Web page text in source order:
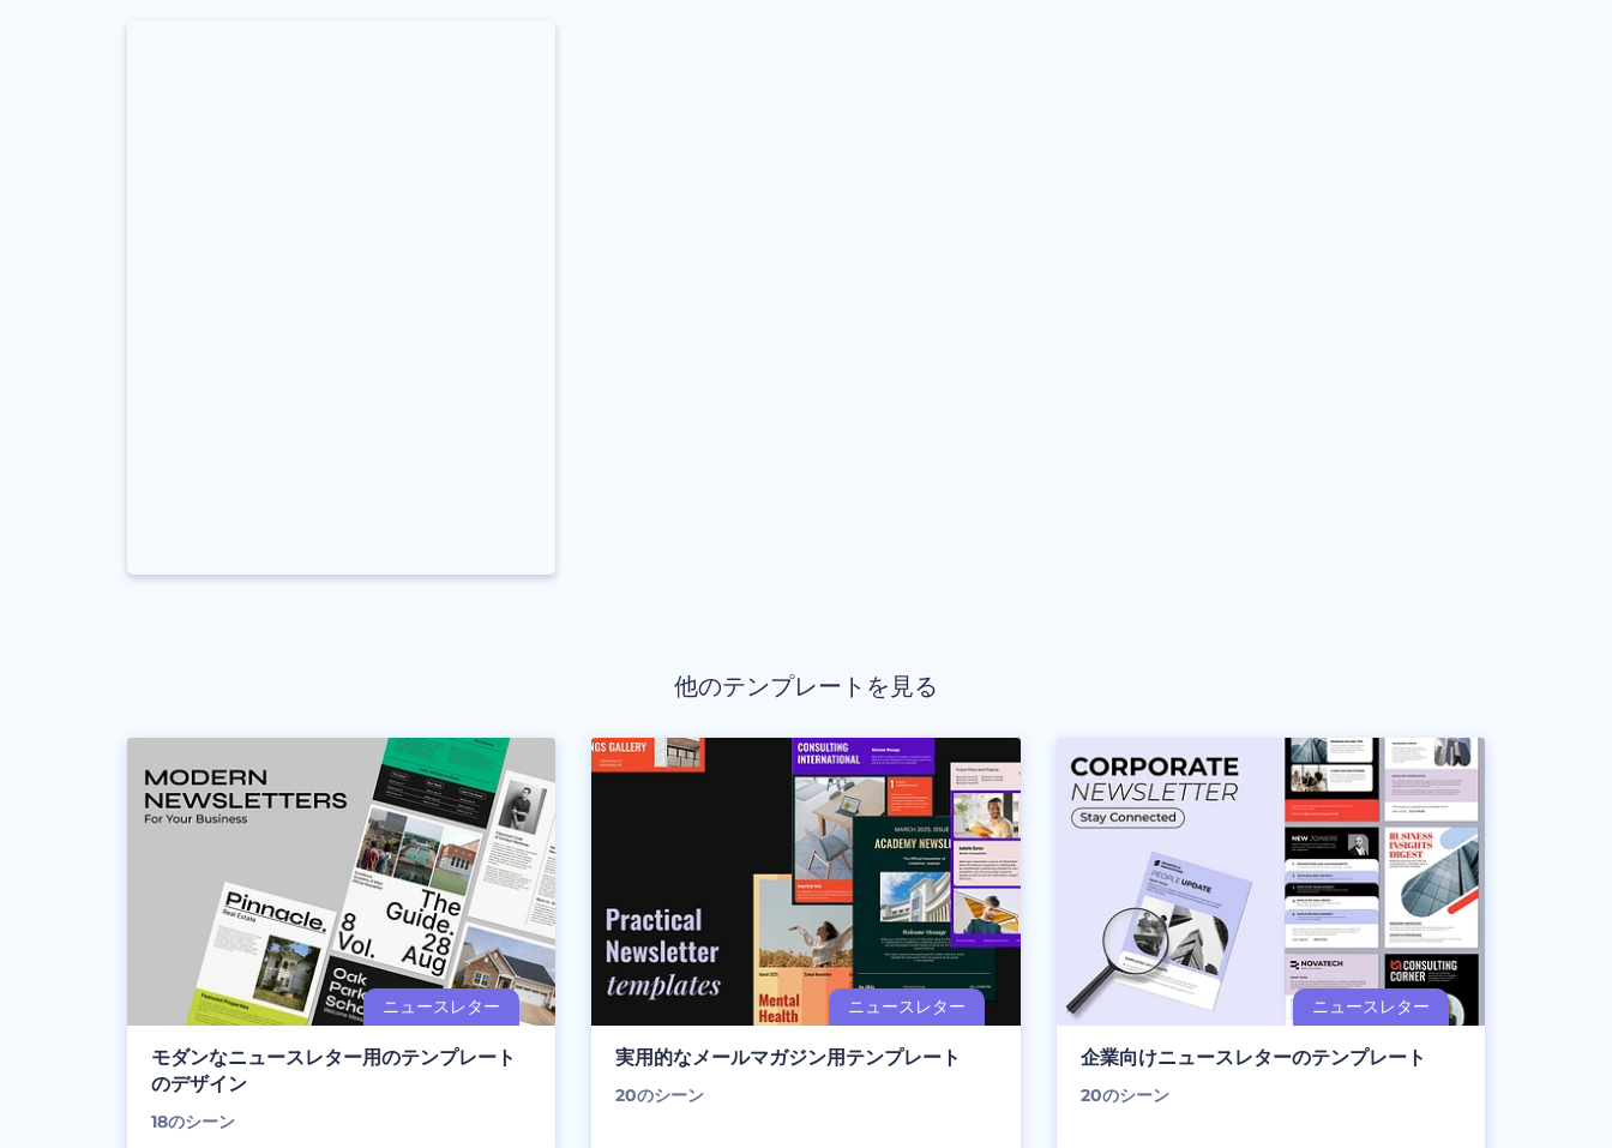
他のテンプレートを見る
モダンなニュースレター用のテンプレート
のデザイン
18のシーン
実用的なメールマガジン用テンプレート
20のシーン
企業向けニュースレターのテンプレート
20のシーン